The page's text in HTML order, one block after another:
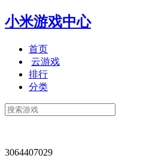
小米游戏中心
首页
云游戏
排行
分类
3064407029